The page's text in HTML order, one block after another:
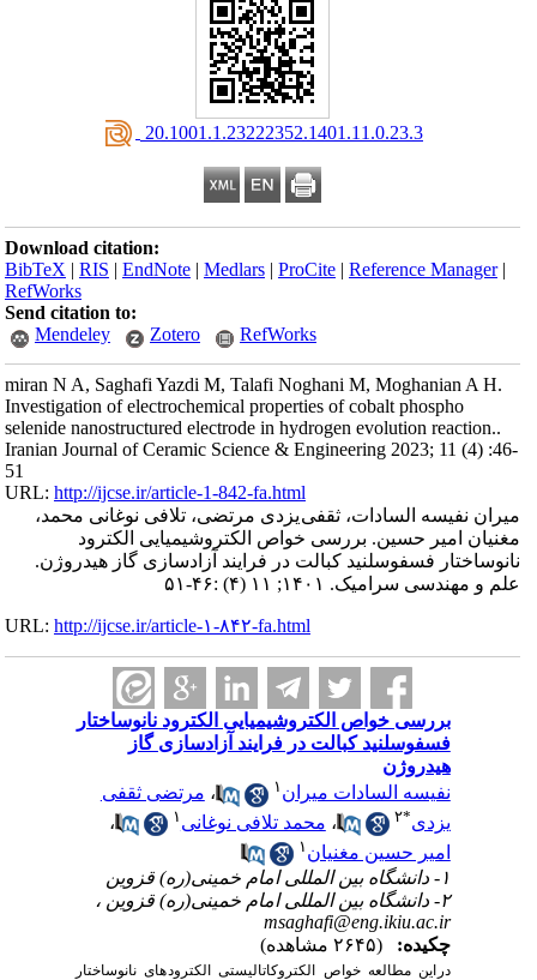
‎ 20.1001.1.23222352.1401.11.0.23.3
Download citation:
BibTeX |RIS |EndNote |Medlars |ProCite |Reference Manager
RefWorks
Send citation to:
Mendeley
Zotero RefWorks
miran N A, Saghafi Yazdi M, Talafi Noghani M, Moghanian A H.
Investigation of electrochemical properties of cobalt phospho
selenide nanostructured electrode in hydrogen evolution reaction..
Iranian Journal of Ceramic Science & Engineering 2023; 11 (4) :46-
51
URL:http://ijcse.ir/article-1-842-fa.html
میران نفیسه السادات، ثقفی یزدی مرتضی، تلافی نوغانی محمد،
مغنیان امیر حسین. بررسی خواص الکتروشیمیایی الکترود
نانوساختار فسفوسلنید کبالت در فرایند آزادسازی گاز هیدروژن.
علم و مهندسی سرامیک. ۱۴۰۱; ۱۱ (۴) :۴۶-۵۱
URL:http://ijcse.ir/article-۱-۸۴۲-fa.html
بررسی خواص الکتروشیمیایی الکترود نانوساختار
فسفوسلنید کبالت در فرایند آزادسازی گاز
هیدروژن
نفیسه السادات میران ۱ ،مرتضی ثقفی
یزدی
۲ ،محمد تلافی نوغانی
،
امیر حسین مغنیان ۱
۲- دانشگاه بین المللی امام خمینی(ره) قزوین ،
msaghafi@eng.ikiu.ac.ir
چکیده:
دراین مطالعه خواص الکتروکاتالیستی الکترود های نانوساختار